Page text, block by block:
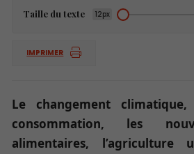
Taille du texte 12px
IMPRIMER
Le changement
consommation, les
alimentaires, l’agriculture